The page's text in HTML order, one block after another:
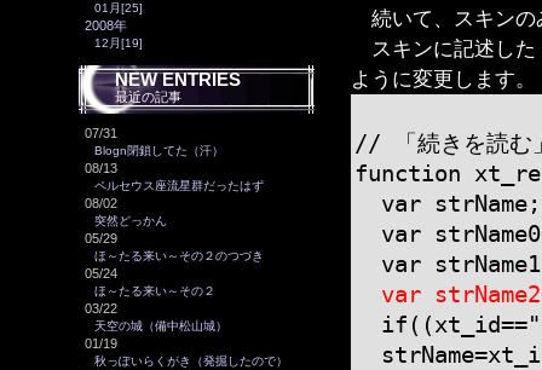
01月[25]
2008年
12月[19]
NEW ENTRIES
最近の記事
07/31
Blogn閉鎖してた（汗）
08/13
ペルセウス座流星群だったはず
08/02
突然どっかん
05/29
ほ～たる来い～その２のつづき
05/24
ほ～たる来い～その２
03/22
天空の城（備中松山城）
01/19
秋っぽいらくがき（発掘したので）
続いて、スキンの
スキンに記述した
ように変更します。
// 「続きを読む
function
var strName;
var
var
var